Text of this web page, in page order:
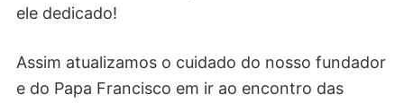
ele dedicado!
Assim atualizamos o cuidado do nosso fundador
e do Papa Francisco em ir ao encontro das